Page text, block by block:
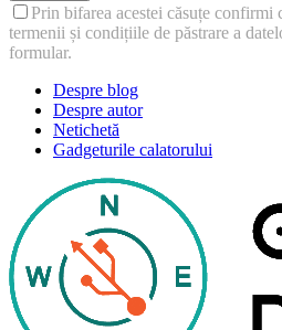
Prin bifarea acestei căsuțe confirmi
termenii și condițiile de păstrare a
formular.
Despre blog
Despre autor
Netichetă
Gadgeturile calatorului